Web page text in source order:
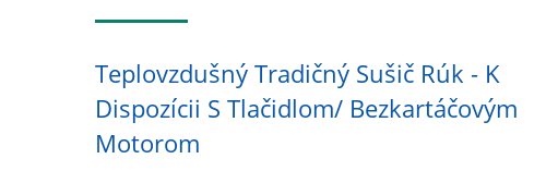
Teplovzdušný Tradičný Sušič Rúk - K
Dispozícii S Tlačidlom/ Bezkartáčovým
Motorom